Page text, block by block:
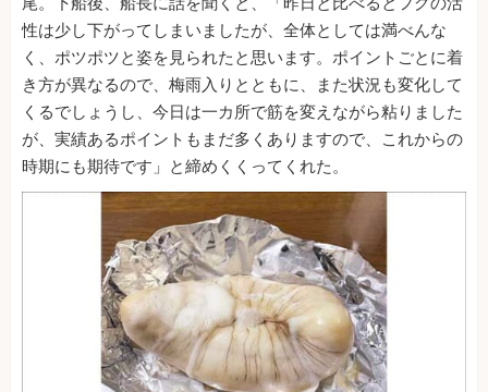
性は少し下がってしまいましたが、全体としては満べんな
く、ポツポツと姿を見られたと思います。ポイントごとに着
き方が異なるので、梅雨入りとともに、また状況も変化して
くるでしょうし、今日は一カ所で筋を変えながら粘りました
が、実績あるポイントもまだ多くありますので、これからの
時期にも期待です」と締めくくってくれた。